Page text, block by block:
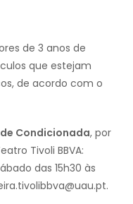
de 3 anos de
que estejam
de acordo com o
Condicionada, por
Tivoli BBVA:
das 15h30 às